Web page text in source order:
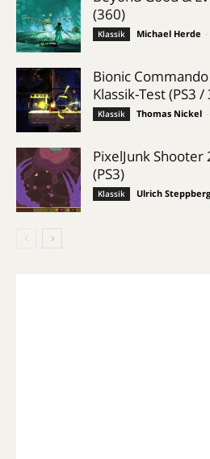
(360)
Klassik Michael Herde
Bionic
Klassik-Test (PS3 /
Klassik Thomas Nickel
PixelJunk Shooter
(PS3)
Klassik Ulrich